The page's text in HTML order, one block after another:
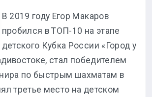
В 2019 году Егор Макаров
пробился в ТОП-10 на этапе
детского Кубка России «Город у
стал победителем
по быстрым шахматам в
третье место на детском